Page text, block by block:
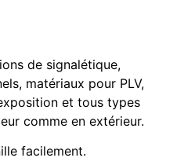
de signalétique,
matériaux pour PLV,
et tous types
comme en extérieur.
facilement.